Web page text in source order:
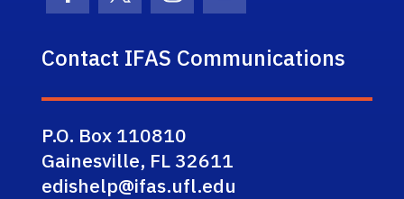
Contact IFAS Communications
P.O. Box 110810
Gainesville, FL 32611
edishelp@ifas.ufl.edu